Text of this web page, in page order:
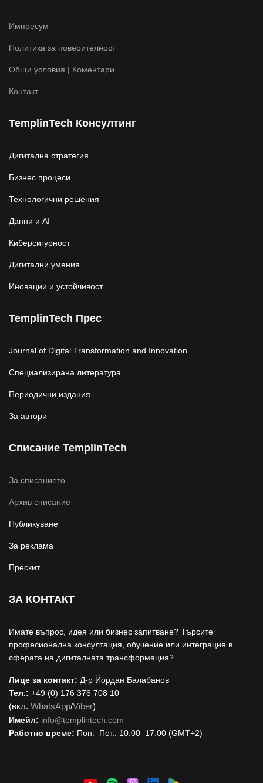
Импресум
Политика за поверителност
Общи условия | Коментари
Контакт
TemplinTech Консултинг
Дигитална стратегия
Бизнес процеси
Технологични решения
Данни и AI
Киберсигурност
Дигитални умения
Иновации и устойчивост
TemplinTech Прес
Journal of Digital Transformation and Innovation
Специализирана литература
Периодични издания
За автори
Списание TemplinTech
За списанието
Архив списание
Публикуване
За реклама
Прескит
ЗА КОНТАКТ
Имате въпрос, идея или бизнес запитване? Търсите
професионална консултация, обучение или интеграция в
сферата на дигиталната трансформация?
Лице за контакт: Д-р Йордан Балабанов
Тел.: +49 (0) 176 376 708 10
(вкл. WhatsApp/Viber)
Имейл: info@templintech.com
Работно време: Пон.–Пет.: 10:00–17:00 (GMT+2)